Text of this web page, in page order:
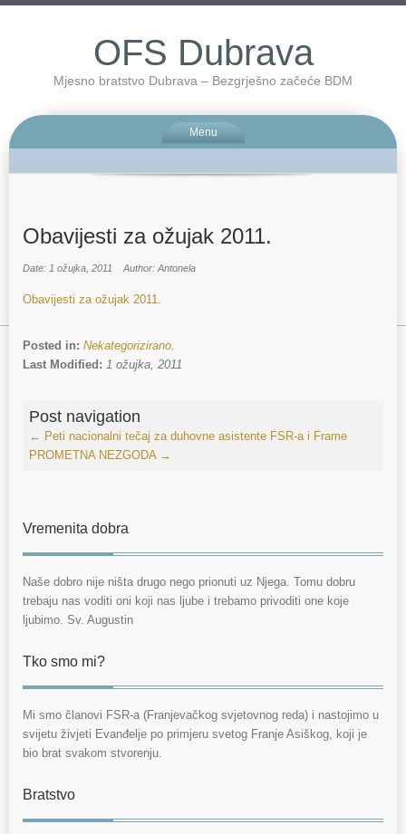
OFS Dubrava
Mjesno bratstvo Dubrava – Bezgrješno začeće BDM
Menu
Obavijesti za ožujak 2011.
Date: 1 ožujka, 2011 Author: Antonela
Obavijesti za ožujak 2011.
Posted in: Nekategorizirano.
Last Modified: 1 ožujka, 2011
Post navigation
← Peti nacionalni tečaj za duhovne asistente FSR-a i Frame
PROMETNA NEZGODA →
Vremenita dobra
Naše dobro nije ništa drugo nego prionuti uz Njega. Tomu dobru
trebaju nas voditi oni koji nas ljube i trebamo privoditi one koje
ljubimo. Sv. Augustin
Tko smo mi?
Mi smo članovi FSR-a (Franjevačkog svjetovnog reda) i nastojimo u
svijetu živjeti Evanđelje po primjeru svetog Franje Asiškog, koji je
bio brat svakom stvorenju.
Bratstvo